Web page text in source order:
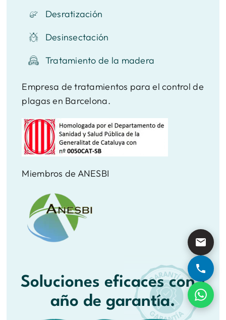
Soluciones eficaces con 1
año de garantía.
Desratización
Desinsectación
Tratamiento de la madera
Empresa de tratamientos para el control de
plagas en Barcelona.
Miembros de ANESBI